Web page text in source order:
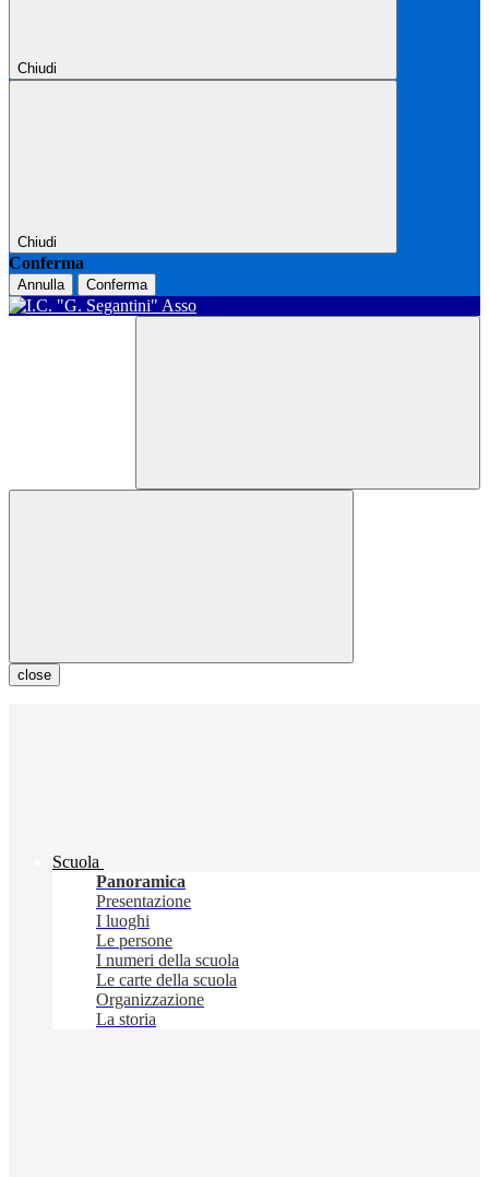
Chiudi
Chiudi
Conferma
Annulla Conferma
close
Scuola
Panoramica
Presentazione
I luoghi
Le persone
I numeri della scuola
Le carte della scuola
Organizzazione
La storia